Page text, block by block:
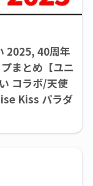
2025, 40周年
まとめ【ユニ
コラボ/天使
Kiss パラダ